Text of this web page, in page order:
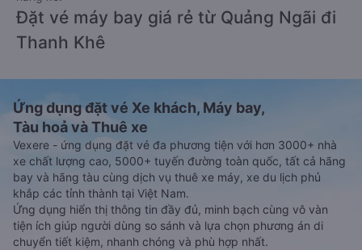
Đặt vé máy bay giá rẻ từ Quảng Ngãi đi
Thanh Khê
Ứng dụng đặt vé Xe khách, Máy bay,
Tàu hoả và Thuê xe
Vexere - ứng dụng đặt vé đa phương tiện với hơn 3000+ nhà
xe chất lượng cao, 5000+ tuyến đường toàn quốc, tất cả hãng
bay và hãng tàu cùng dịch vụ thuê xe máy, xe du lịch phủ
khắp các tỉnh thành tại Việt Nam.
Ứng dụng hiển thị thông tin đầy đủ, minh bạch cùng vô vàn
tiện ích giúp người dùng so sánh và lựa chọn phương án di
chuyển tiết kiệm, nhanh chóng và phù hợp nhất.